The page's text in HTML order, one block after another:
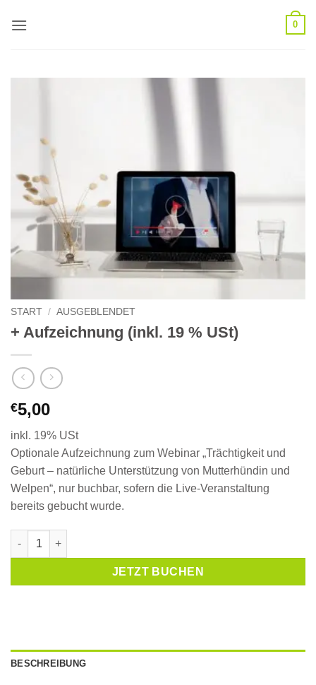
Inhalt
0
START / AUSGEBLENDET
+ Aufzeichnung (inkl. 19 % USt)
€5,00
inkl. 19% USt
Optionale Aufzeichnung zum Webinar „Trächtigkeit und
Geburt – natürliche Unterstützung von Mutterhündin und
Welpen“, nur buchbar, sofern die Live-Veranstaltung
bereits gebucht wurde.
+ Aufzeichnung (inkl. 19 % USt) Menge
JETZT BUCHEN
BESCHREIBUNG